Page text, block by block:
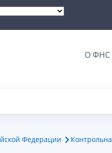
О ФНС
Федерации